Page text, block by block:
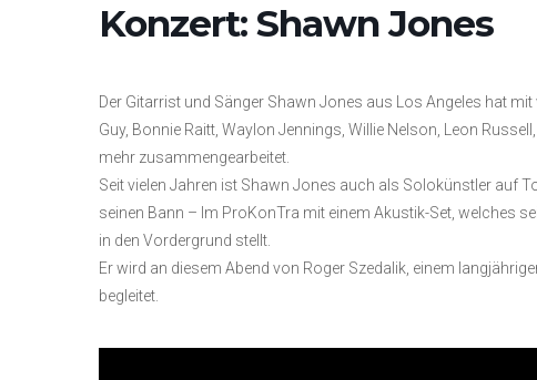
Konzert: Shawn Jones
Der Gitarrist und Sänger Shawn Jones aus Los Angeles hat
Guy, Bonnie Raitt, Waylon Jennings, Willie Nelson, Leon
mehr zusammengearbeitet.
Seit vielen Jahren ist Shawn Jones auch als Solokünstler auf
seinen Bann – Im ProKonTra mit einem Akustik-Set, welches
in den Vordergrund stellt.
Er wird an diesem Abend von Roger Szedalik, einem
begleitet.